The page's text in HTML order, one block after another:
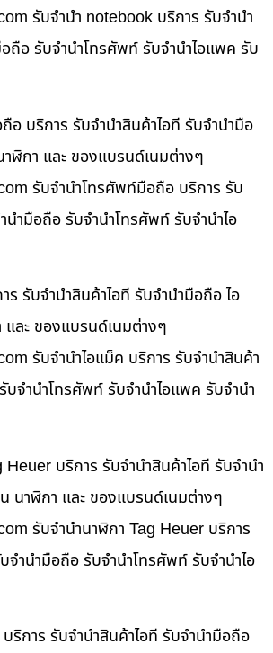
รับจำนำ notebook บริการ รับจำนำ
ถือ รับจำนำโทรศัพท์ รับจำนำไอแพค รับ
อ บริการ รับจำนำสินค้าไอที รับจำนำมือ
ฬิกา และ ของแบรนด์เนมต่างๆ
รับจำนำโทรศัพท์มือถือ บริการ รับ
นำมือถือ รับจำนำโทรศัพท์ รับจำนำไอ
ร รับจำนำสินค้าไอที รับจำนำมือถือ ไอ
ละ ของแบรนด์เนมต่างๆ
รับจำนำไอแม็ค บริการ รับจำนำสินค้า
บจำนำโทรศัพท์ รับจำนำไอแพค รับจำนำ
บริการ รับจำนำสินค้าไอที รับจำนำ
นาฬิกา และ ของแบรนด์เนมต่างๆ
รับจำนำนาฬิกา Tag Heuer บริการ
จำนำมือถือ รับจำนำโทรศัพท์ รับจำนำไอ
ริการ รับจำนำสินค้าไอที รับจำนำมือถือ